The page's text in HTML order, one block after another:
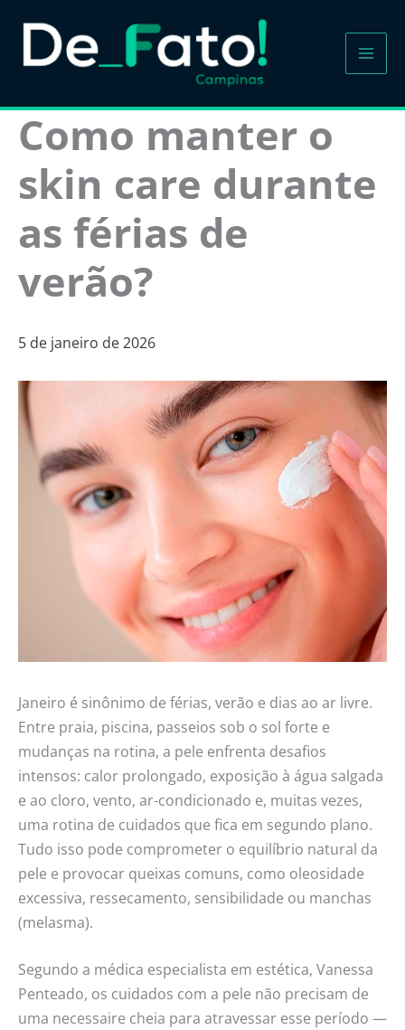
para
Como manter o
skin care durante
as férias de
verão?
5 de janeiro de 2026
Janeiro é sinônimo de férias, verão e dias ao ar livre.
Entre praia, piscina, passeios sob o sol forte e
mudanças na rotina, a pele enfrenta desafios
intensos: calor prolongado, exposição à água salgada
e ao cloro, vento, ar-condicionado e, muitas vezes,
uma rotina de cuidados que fica em segundo plano.
Tudo isso pode comprometer o equilíbrio natural da
pele e provocar queixas comuns, como oleosidade
excessiva, ressecamento, sensibilidade ou manchas
(melasma).
Segundo a médica especialista em estética, Vanessa
Penteado, os cuidados com a pele não precisam de
uma necessaire cheia para atravessar esse período —